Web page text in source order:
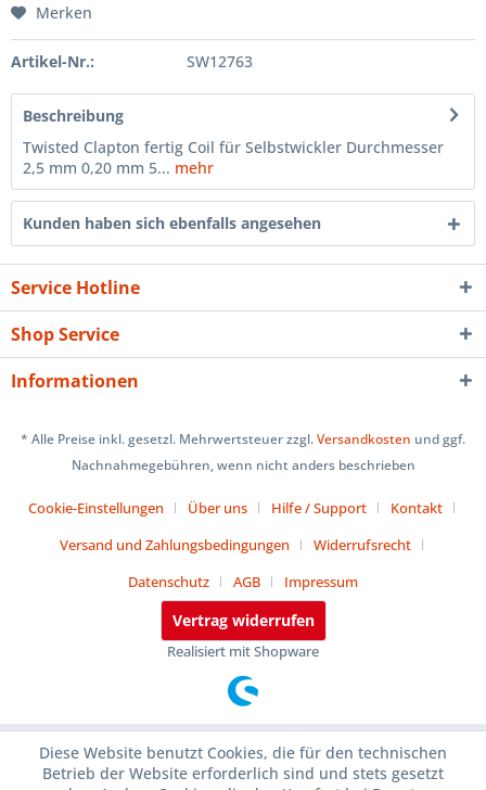
Merken
Artikel-Nr.: SW12763
Beschreibung
Twisted Clapton fertig Coil für Selbstwickler Durchmesser
2,5 mm 0,20 mm 5... mehr
Kunden haben sich ebenfalls angesehen
Service Hotline
Shop Service
Informationen
* Alle Preise inkl. gesetzl. Mehrwertsteuer zzgl.Versandkosten und ggf.
Nachnahmegebühren, wenn nicht anders beschrieben
Cookie-Einstellungen Über uns Hilfe / Support
Kontakt
Versand und Zahlungsbedingungen
Widerrufsrecht
Datenschutz
AGB Impressum
Vertrag widerrufen
Realisiert mit Shopware
Diese Website benutzt Cookies, die für den technischen
Betrieb der Website erforderlich sind und stets gesetzt